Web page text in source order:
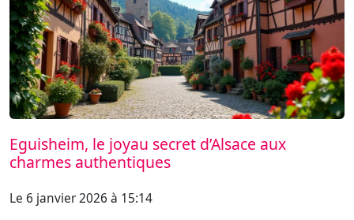
Eguisheim, le joyau secret d’Alsace aux
charmes authentiques
Le 6 janvier 2026 à 15:14